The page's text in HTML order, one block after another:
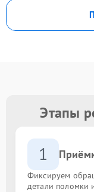
Этапы
1
Фиксируем
детали поломки